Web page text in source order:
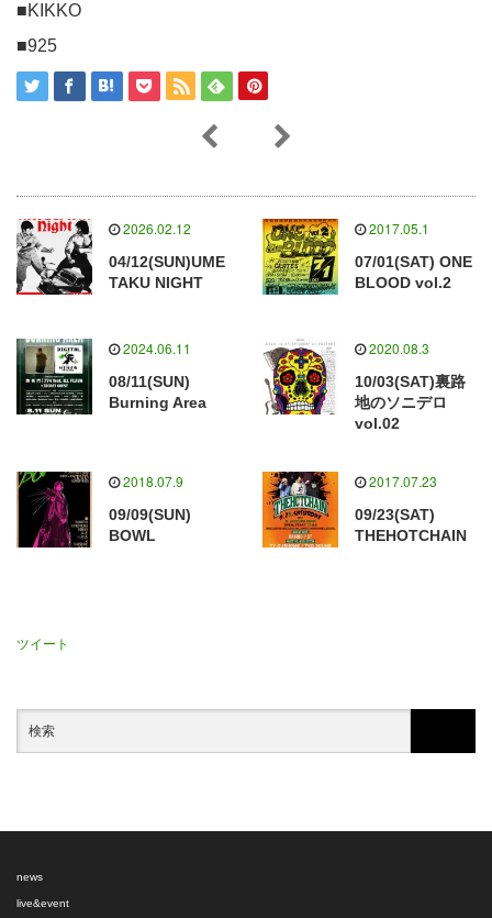
■KIKKO
■925
2026.02.12
04/12(SUN)UME
TAKU NIGHT
2017.05.1
07/01(SAT) ONE
BLOOD vol.2
2024.06.11
08/11(SUN)
Burning Area
2020.08.3
10/03(SAT)裏路
地のソニデロ
vol.02
2018.07.9
09/09(SUN)
BOWL
2017.07.23
09/23(SAT)
THEHOTCHAIN
ツイート
news
live&event